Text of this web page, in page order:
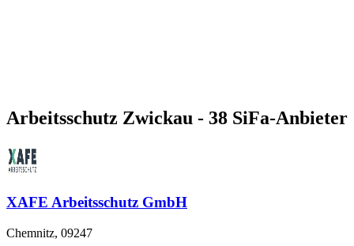
Arbeitsschutz Zwickau - 38 SiFa-Anbieter
XAFE Arbeitsschutz GmbH
Chemnitz, 09247